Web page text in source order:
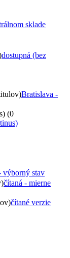
sklade
dostupná (bez
Bratislava -
(0
výborný stav
čítaná - mierne
čítané verzie